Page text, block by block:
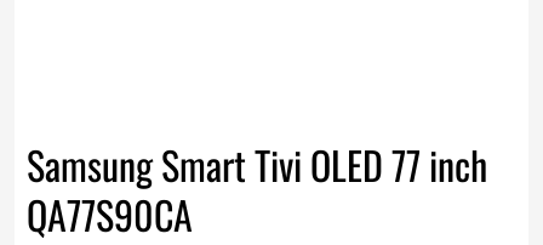
Samsung Smart Tivi OLED 77 inch
QA77S90CA